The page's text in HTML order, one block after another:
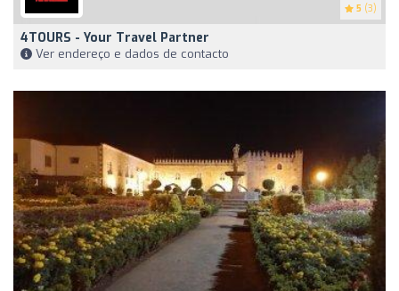
5 (3)
4TOURS - Your Travel Partner
Ver endereço e dados de contacto